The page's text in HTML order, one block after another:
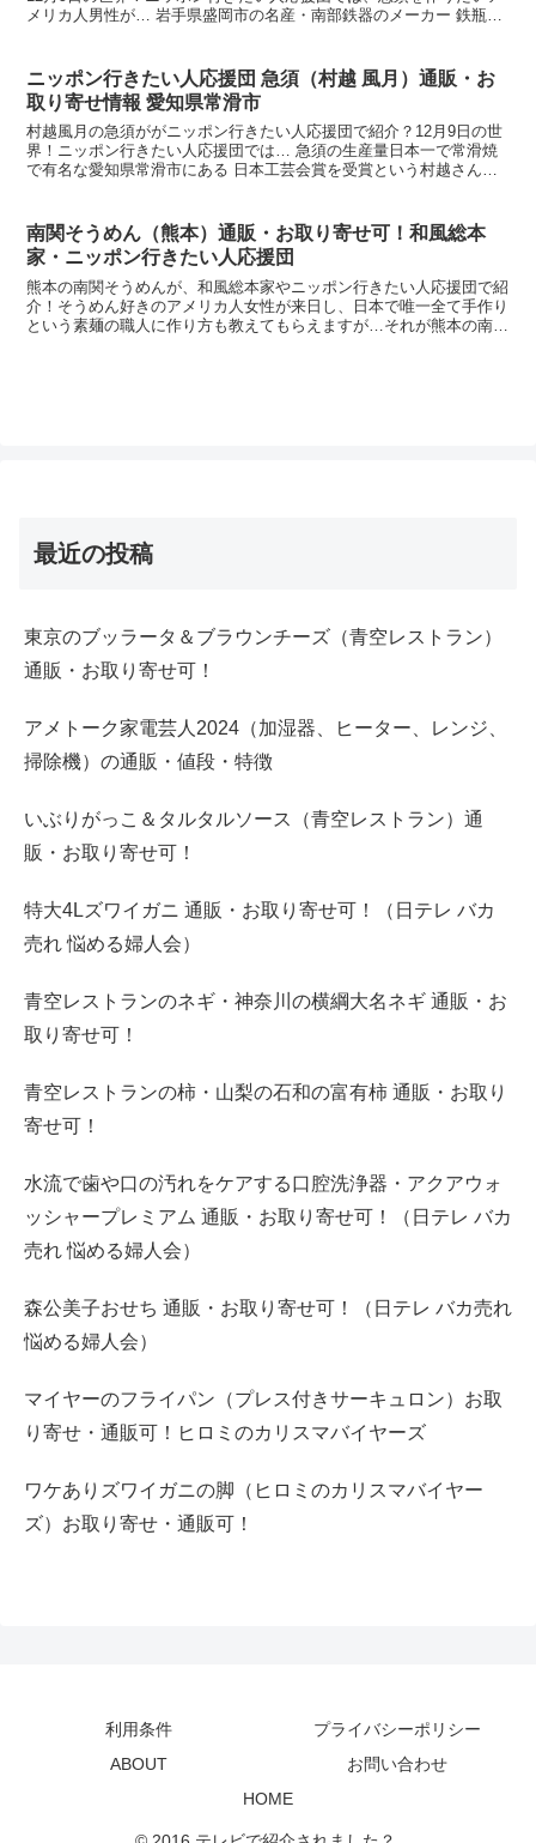
メリカ人男性が… 岩手県盛岡市の名産・南部鉄器のメーカー 鉄瓶や
ニッポン行きたい人応援団 急須（村越 風月）通販・お
取り寄せ情報 愛知県常滑市
村越風月の急須ががニッポン行きたい人応援団で紹介？12月9日の世
界！ニッポン行きたい人応援団では… 急須の生産量日本一で常滑焼
で有名な愛知県常滑市にある 日本工芸会賞を受賞という村越さん
南関そうめん（熊本）通販・お取り寄せ可！和風総本
家・ニッポン行きたい人応援団
熊本の南関そうめんが、和風総本家やニッポン行きたい人応援団で紹
介！そうめん好きのアメリカ人女性が来日し、日本で唯一全て手作り
という素麺の職人に作り方も教えてもらえますが…それが熊本の南関
最近の投稿
東京のブッラータ＆ブラウンチーズ（青空レストラン）
通販・お取り寄せ可！
アメトーク家電芸人2024（加湿器、ヒーター、レンジ、
掃除機）の通販・値段・特徴
いぶりがっこ＆タルタルソース（青空レストラン）通
販・お取り寄せ可！
特大4Lズワイガニ 通販・お取り寄せ可！（日テレ バカ
売れ 悩める婦人会）
青空レストランのネギ・神奈川の横綱大名ネギ 通販・お
取り寄せ可！
青空レストランの柿・山梨の石和の富有柿 通販・お取り
寄せ可！
水流で歯や口の汚れをケアする口腔洗浄器・アクアウォ
ッシャープレミアム 通販・お取り寄せ可！（日テレ バカ
売れ 悩める婦人会）
森公美子おせち 通販・お取り寄せ可！（日テレ バカ売れ
悩める婦人会）
マイヤーのフライパン（プレス付きサーキュロン）お取
り寄せ・通販可！ヒロミのカリスマバイヤーズ
ワケありズワイガニの脚（ヒロミのカリスマバイヤー
ズ）お取り寄せ・通販可！
利用条件
プライバシーポリシー
ABOUT
お問い合わせ
HOME